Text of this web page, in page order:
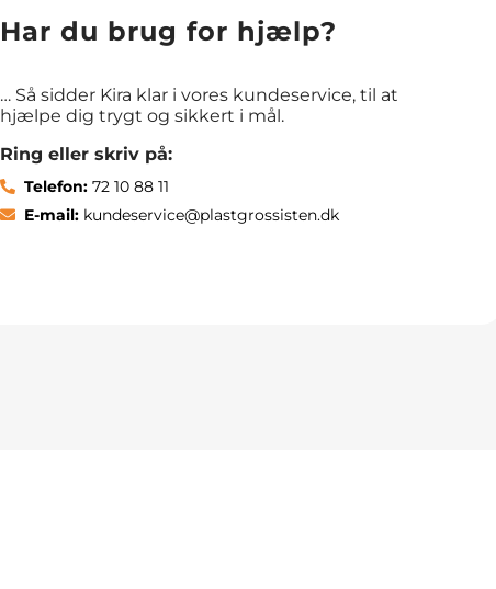
Har du brug for hjælp?
… Så sidder Kira klar i vores kundeservice, til at
hjælpe dig trygt og sikkert i mål.
Ring eller skriv på:
Telefon: 72 10 88 11
E-mail: kundeservice@plastgrossisten.dk